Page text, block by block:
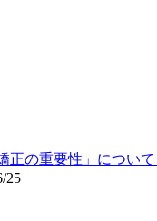
正の重要性」について
25